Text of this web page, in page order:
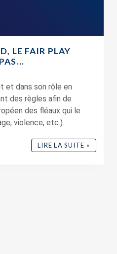
LE FAIR PLAY
et dans son rôle en
des règles afin de
des fléaux qui le
violence, etc.).
LIRE LA SUITE »